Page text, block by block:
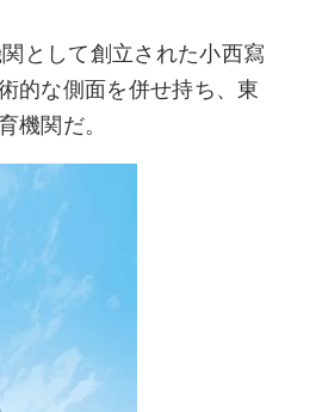
として創立された小西寫
的な側面を併せ持ち、東
機関だ。